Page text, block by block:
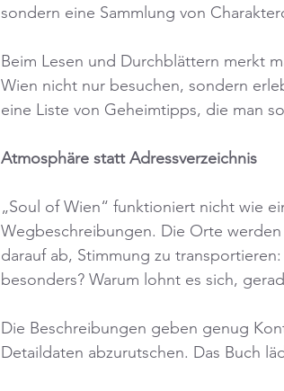
sondern eine Sammlung von
Beim Lesen und Durchblättern merkt
Wien nicht nur besuchen, sondern
eine Liste von Geheimtipps, die man
Atmosphäre statt Adressverzeichnis
„Soul of Wien“ funktioniert nicht wie
Wegbeschreibungen. Die Orte
darauf ab, Stimmung zu
besonders? Warum lohnt es sich,
Die Beschreibungen geben genug
Detaildaten abzurutschen. Das Buch